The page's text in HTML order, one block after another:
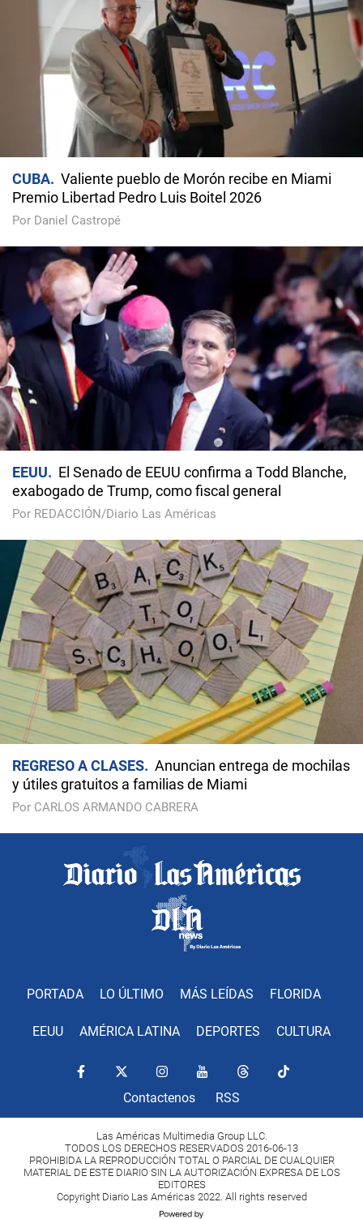
CUBA
Valiente pueblo de Morón recibe en Miami
Premio Libertad Pedro Luis Boitel 2026
Por Daniel Castropé
EEUU
El Senado de EEUU confirma a Todd Blanche,
exabogado de Trump, como fiscal general
Por REDACCIÓN/Diario Las Américas
REGRESO A CLASES
Anuncian entrega de mochilas
y útiles gratuitos a familias de Miami
Por CARLOS ARMANDO CABRERA
PORTADA LO ÚLTIMO MÁS LEÍDAS FLORIDA
EEUU AMÉRICA LATINA DEPORTES CULTURA
Contactenos RSS
Las Américas Multimedia Group LLC.
TODOS LOS DERECHOS RESERVADOS 2016-06-13
PROHIBIDA LA REPRODUCCIÓN TOTAL O PARCIAL DE CUALQUIER
MATERIAL DE ESTE DIARIO SIN LA AUTORIZACIÓN EXPRESA DE LOS
EDITORES
Copyright Diario Las Américas 2022. All rights reserved